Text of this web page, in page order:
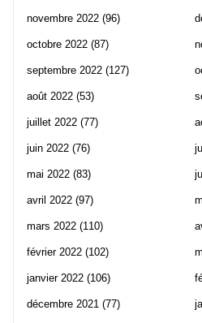
novembre 2022 (96)
octobre 2022 (87)
septembre 2022 (127)
août 2022 (53)
juillet 2022 (77)
juin 2022 (76)
mai 2022 (83)
avril 2022 (97)
mars 2022 (110)
février 2022 (102)
janvier 2022 (106)
décembre 2021 (77)